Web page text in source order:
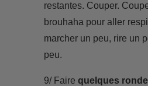
restantes. Couper.
brouhaha pour aller
marcher un peu, rire un
peu.
9/ Faire quelques